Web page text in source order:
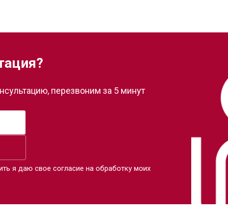
перезвоним за 5 минут
я даю свое согласие на обработку моих